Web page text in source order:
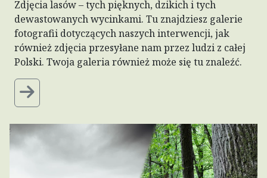
Zdjęcia lasów – tych pięknych, dzikich i tych
dewastowanych wycinkami. Tu znajdziesz galerie
fotografii dotyczących naszych interwencji, jak
również zdjęcia przesyłane nam przez ludzi z całej
Polski. Twoja galeria również może się tu znaleźć.